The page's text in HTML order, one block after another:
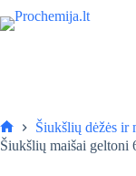
to
Pagrindinis
Šiukšlių dėžės ir
Šiukšlių maišai geltoni